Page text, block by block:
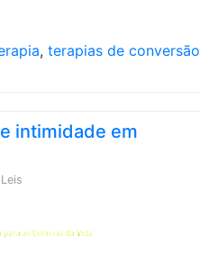
, terapias de conversão
intimidade em